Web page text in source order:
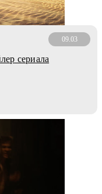
09.03
сериала